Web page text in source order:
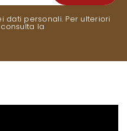
dati personali. Per ulteriori
la